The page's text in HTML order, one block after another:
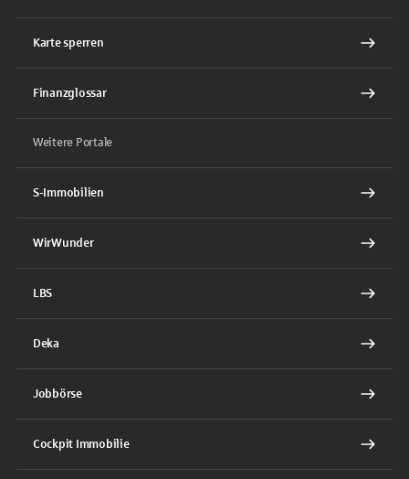
Karte sperren
Finanzglossar
Weitere Portale
S-Immobilien
WirWunder
LBS
Deka
Jobbörse
Cockpit Immobilie